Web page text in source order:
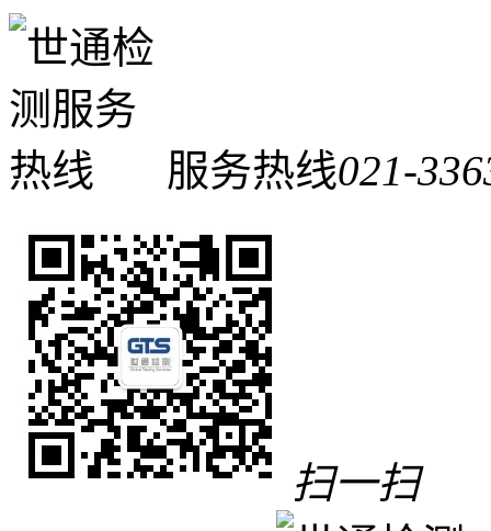
服务热线021-
扫一扫